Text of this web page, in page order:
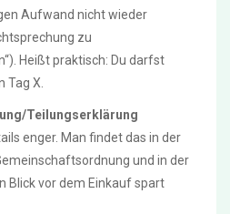
Aufwand nicht wieder
zu
Heißt praktisch: Du darfst
Tag X.
Teilungserklärung
enger. Man findet das in der
und in der
Blick vor dem Einkauf spart